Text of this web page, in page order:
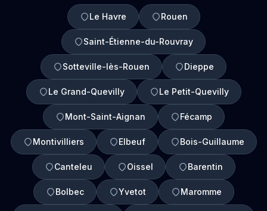
Le Havre Rouen
Saint-Étienne-du-Rouvray
Sotteville-lès-Rouen Dieppe
Le Grand-Quevilly Le Petit-Quevilly
Mont-Saint-Aignan Fécamp
Montivilliers Elbeuf Bois-Guillaume
Canteleu Oissel Barentin
Bolbec Yvetot Maromme